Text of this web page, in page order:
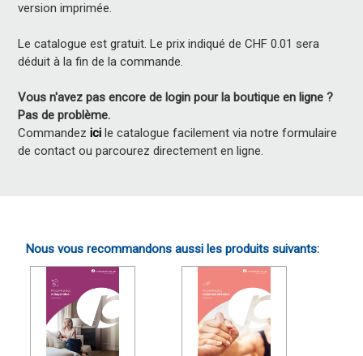
version imprimée.
Le catalogue est gratuit. Le prix indiqué de CHF 0.01 sera
déduit à la fin de la commande.
Vous n'avez pas encore de login pour la boutique en ligne ?
Pas de problème.
Commandez ici le catalogue facilement via notre formulaire
de contact ou parcourez directement en ligne.
Nous vous recommandons aussi les produits suivants: